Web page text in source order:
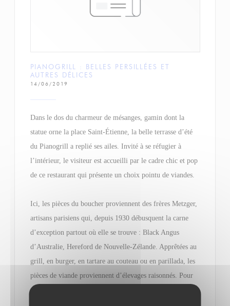
PIANOGRILL : BELLES PERSILLÉES ET
AUTRES DÉLICES
14/06/2019
Dans le dos du charmeur de mésanges, gamin dont la
statue orne la place Saint-Étienne, la belle terrasse d’été
du Pianogrill a replié ses ailes. Invité à se réfugier à
l’intérieur, le visiteur est accueilli par le cadre chic et pop
de ce restaurant qui présente un choix pointu de viandes.
Ici, les pièces du boucher proviennent des frères Metzger,
artisans parisiens qui, depuis 1930 débusquent la carne
d’exception partout où elle se trouve : Black Angus
d’Australie, Hereford de Nouvelle-Zélande. Apprêtées au
grill, en burger, en tartare au couteau ou en parillada, les
pièces de viande proviennent d’élevages raisonnés. Pour
escorter ces belles persillées, optez pour l’un des